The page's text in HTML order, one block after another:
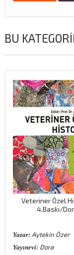
BU
Veteriner Özel
4.Baskı/
Yazar: Aytekin Özer
Yayınevi: Dora